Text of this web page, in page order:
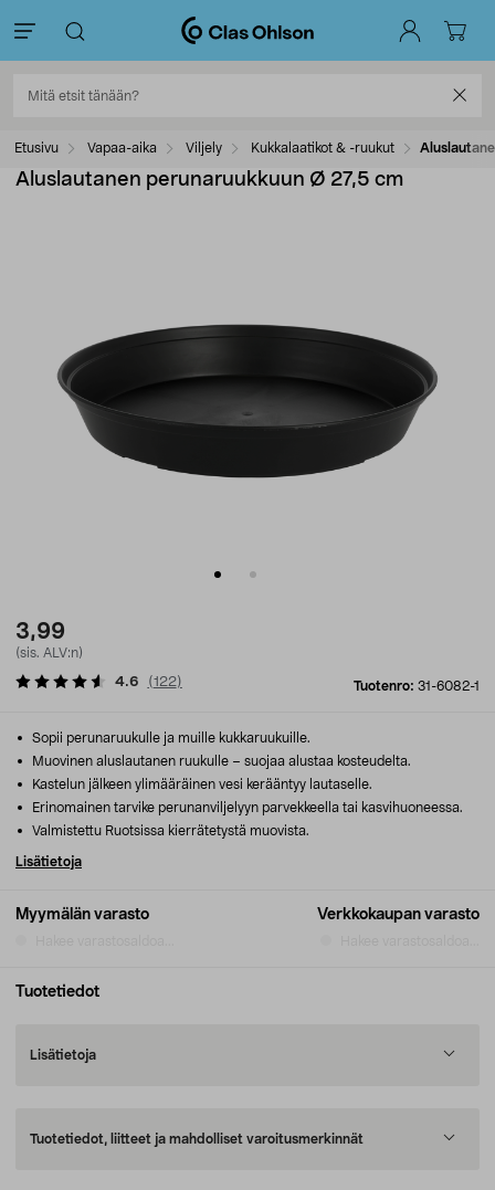
Etusivu Vapaa-aika Viljely Kukkalaatikot & -ruukut
Aluslautanen perunaruukkuun Ø 27,5 cm
3,99
(sis. ALV:n)
Tuotenro: 31-6082-1
4.6 (122)
Myymälän varasto Verkkokaupan varasto
Sopii perunaruukulle ja muille kukkaruukuille.
Muovinen aluslautanen ruukulle – suojaa alustaa kosteudelta.
Kastelun jälkeen ylimääräinen vesi kerääntyy lautaselle.
Erinomainen tarvike perunanviljelyyn parvekkeella tai kasvihuoneessa.
Valmistettu Ruotsissa kierrätetystä muovista.
Lisätietoja
Tuotetiedot
Lisätietoja
Tuotetiedot, liitteet ja mahdolliset varoitusmerkinnät